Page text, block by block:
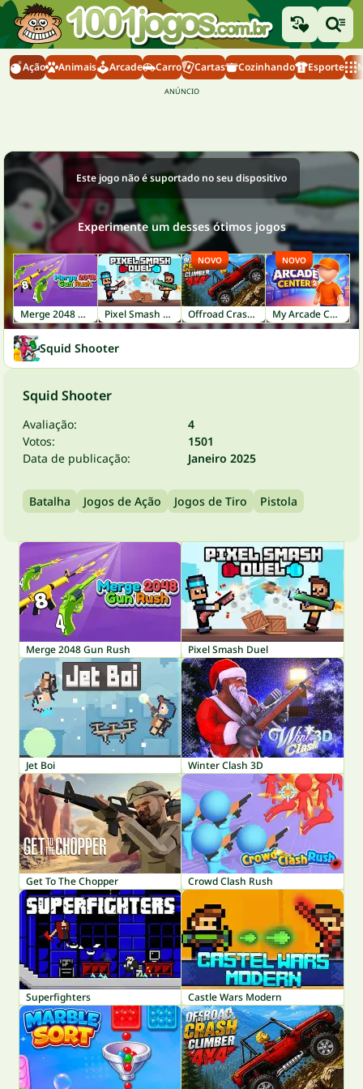
Ação Animais Arcade Carro Cartas Cozinhando Esporte
Este jogo não é suportado no seu dispositivo
Experimente um desses ótimos jogos
Merge 2048 Gun Rush Pixel Smash Duel Offroad Crash Climber 4X4
NOVO
My Arcade Center 2
NOVO
Squid Shooter
Squid Shooter
Avaliação:
4
Votos:
1501
Data de publicação:
Janeiro 2025
Batalha Jogos de Ação Jogos de Tiro Pistola
Merge 2048 Gun Rush Pixel Smash Duel
Jet Boi Winter Clash 3D
Get To The Chopper Crowd Clash Rush
Superfighters Castle Wars Modern